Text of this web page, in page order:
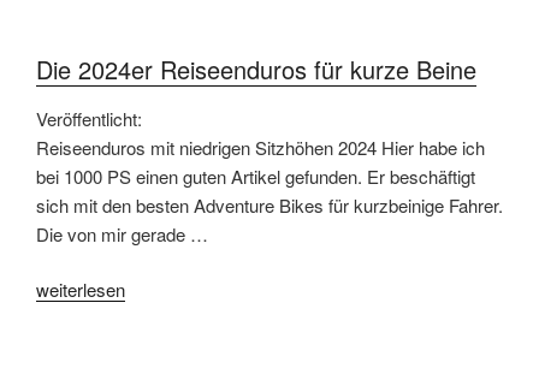
attorno
al
Lago
di
Garda“
Die 2024er Reiseenduros für kurze Beine
Veröffentlicht:
Reiseenduros mit niedrigen Sitzhöhen 2024 Hier habe ich
bei 1000 PS einen guten Artikel gefunden. Er beschäftigt
sich mit den besten Adventure Bikes für kurzbeinige Fahrer.
Die von mir gerade …
„Die
weiterlesen